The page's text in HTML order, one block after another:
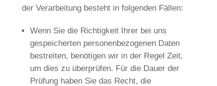
der Verarbeitung besteht in folgenden Fällen:
Wenn Sie die Richtigkeit Ihrer bei uns
gespeicherten personenbezogenen Daten
bestreiten, benötigen wir in der Regel Zeit,
um dies zu überprüfen. Für die Dauer der
Prüfung haben Sie das Recht, die